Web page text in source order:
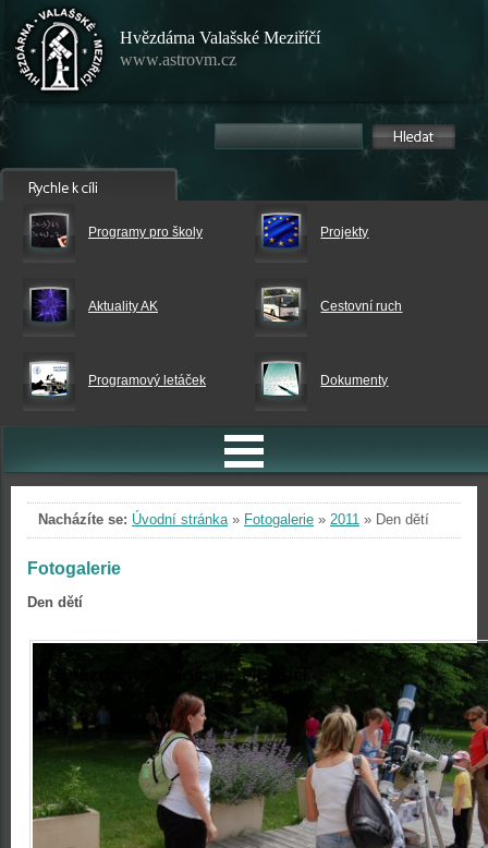
Hvězdárna Valašské Meziříčí
www.astrovm.cz
Programy pro školy Projekty
Aktuality AK Cestovní ruch
Programový letáček Dokumenty
Nacházíte se: Úvodní stránka» Fotogalerie » 2011 » Den dětí
Fotogalerie
Den dětí